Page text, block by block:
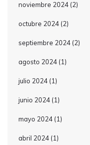
noviembre 2024 (2)
octubre 2024 (2)
septiembre 2024 (2)
agosto 2024 (1)
julio 2024 (1)
junio 2024 (1)
mayo 2024 (1)
abril 2024 (1)